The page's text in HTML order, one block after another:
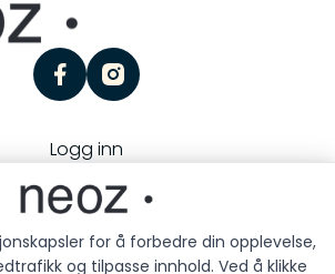
facebookinstagram
Logg inn
Kjøpsbetingelser
Storgaten 25, 3126 Tønsberg
for å forbedre din opplevelse,
og tilpasse innhold. Ved å klikke